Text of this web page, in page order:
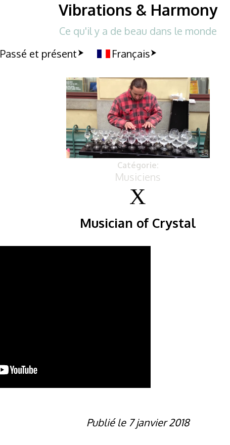
Vibrations & Harmony
Ce qu'il y a de beau dans le monde
Passé et présent Français
Catégorie:
Musiciens
Musician of Crystal
Publié le 7 janvier 2018